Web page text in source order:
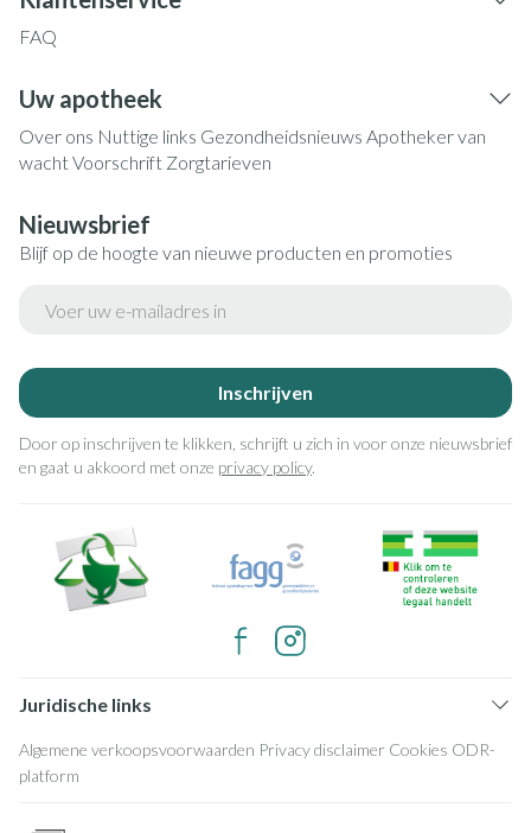
FAQ
Uw apotheek
Over ons Nuttige links Gezondheidsnieuws Apotheker van
wachtVoorschrift Zorgtarieven
Nieuwsbrief
Blijf op de hoogte van nieuwe producten en promoties
Inschrijven
Door op inschrijven te klikken, schrijft u zich in voor onze nieuwsbrief
en gaat u akkoord met onze privacy policy.
Juridische links
Algemene verkoopsvoorwaarden Privacy disclaimer Cookies ODR-
platform